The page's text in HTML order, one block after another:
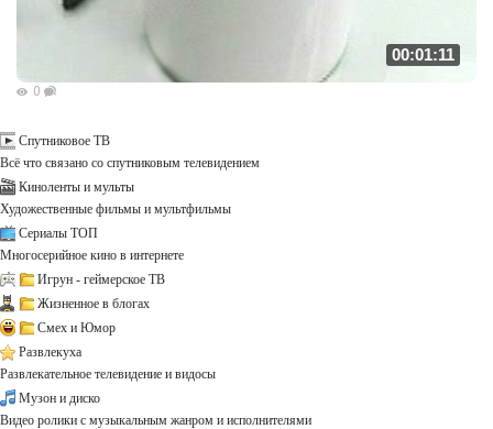
00:01:11
0
Спутниковое ТВ
Всё что связано со спутниковым телевидением
Киноленты и мульты
Художественные фильмы и мультфильмы
Сериалы ТОП
Многосерийное кино в интернете
Игрун - геймерское ТВ
Жизненное в блогах
Смех и Юмор
Развлекуха
Развлекательное телевидение и видосы
Музон и диско
Видео ролики с музыкальным жанром и исполнителями